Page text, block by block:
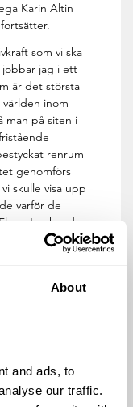
About
and ads, to
our traffic.
Karin Altin
som vi ska
jobbar jag i ett
är det största
inom
man på siten i
renrum
genomförs
skulle visa upp
varför de
Jag kunde
förbättringar
Och att vi
och kan fylla
Jag gillar
och
är just det vi